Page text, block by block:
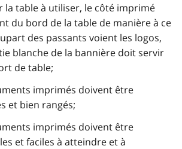
la table à utiliser, le côté imprimé
du bord de la table de manière à ce
des passants voient les logos,
blanche de la bannière doit servir
de table;
imprimés doivent être
et bien rangés;
imprimés doivent être
et faciles à atteindre et à